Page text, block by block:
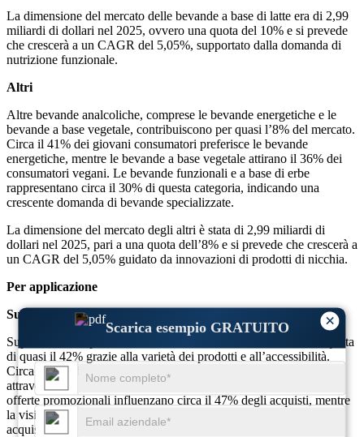
×
Scarica esempio GRATUITO
La dimensione del mercato delle bevande a base di latte era di 2,99
miliardi di dollari nel 2025, ovvero una quota del 10% e si prevede
che crescerà a un CAGR del 5,05%, supportato dalla domanda di
nutrizione funzionale.
Altri
Altre bevande analcoliche, comprese le bevande energetiche e le
bevande a base vegetale, contribuiscono per quasi l’8% del mercato.
Circa il 41% dei giovani consumatori preferisce le bevande
energetiche, mentre le bevande a base vegetale attirano il 36% dei
consumatori vegani. Le bevande funzionali e a base di erbe
rappresentano circa il 30% di questa categoria, indicando una
crescente domanda di bevande specializzate.
La dimensione del mercato degli altri è stata di 2,99 miliardi di
dollari nel 2025, pari a una quota dell’8% e si prevede che crescerà a
un CAGR del 5,05% guidato da innovazioni di prodotti di nicchia.
Per applicazione
Supermercato/ipermercato
Supermercati e ipermercati dominano la distribuzione con una quota
di quasi il 42% grazie alla varietà dei prodotti e all’accessibilità.
Circa il 58% dei consumatori preferisce acquistare bevande
attraverso la grande distribuzione al dettaglio per acquisti sfusi. Le
offerte promozionali influenzano circa il 47% degli acquisti, mentre
la visibilità in negozio incide quasi per il 40% sulle decisioni di
acquisto.